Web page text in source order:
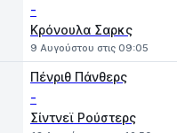
-
Κρόνουλα Σαρκς
9 Αυγούστου στις 09:05
Πένριθ Πάνθερς
-
Σίντνεϊ Ρούστερς